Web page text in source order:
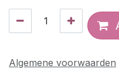
Algemene voorwaarden